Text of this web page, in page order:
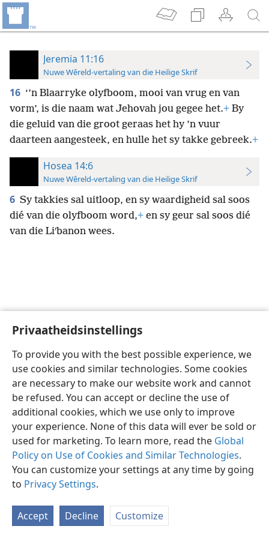
Privaatheidsinstellings
To provide you with the best possible experience, we
use cookies and similar technologies. Some cookies
are necessary to make our website work and cannot
be refused. You can accept or decline the use of
additional cookies, which we use only to improve
your experience. None of this data will ever be sold or
used for marketing. To learn more, read the Global
Policy on Use of Cookies and Similar Technologies.
You can customize your settings at any time by going
to Privacy Settings.
Accept Decline Customize
Jeremia 11:16
Nuwe Wêreld-vertaling van die Heilige Skrif
16 ‘’n Blaarryke olyfboom, mooi van vrug en van
vorm’, is die naam wat Jehovah jou gegee het.+ By
die geluid van die groot geraas het hy ’n vuur
daarteen aangesteek, en hulle het sy takke gebreek.+
Hosea 14:6
Nuwe Wêreld-vertaling van die Heilige Skrif
6 Sy takkies sal uitloop, en sy waardigheid sal soos
dié van die olyfboom word,+ en sy geur sal soos dié
van die Liʹbanon wees.
Afrikaans Voorkeure
Copyright© 2026 Watch Tower Bible and Tract Society of Pennsylvania
Privaatheidsbeleid
JW.ORG
Meld aan